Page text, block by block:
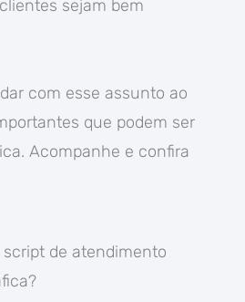
sejam bem
com esse assunto ao
que podem ser
Acompanhe e confira
de atendimento